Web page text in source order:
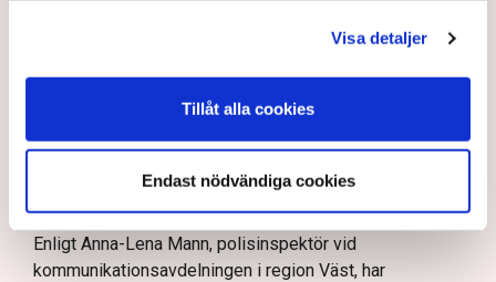
Visa detaljer
Tillåt alla cookies
Endast nödvändiga cookies
skydda tillståndsgivna verksamheter” mot sabotage,
och varnade för att det annars råder ”djungelns lag”.
tillståndsgiven verksamhet, och om inte polisen borde
ha en tydligare skyldighet att skydda privat egendom
och näringsverksamhet mot den typen av störningar.
Nu svarar polisen på kritiken.
Enligt Anna-Lena Mann, polisinspektör vid
kommunikationsavdelningen i region Väst, har